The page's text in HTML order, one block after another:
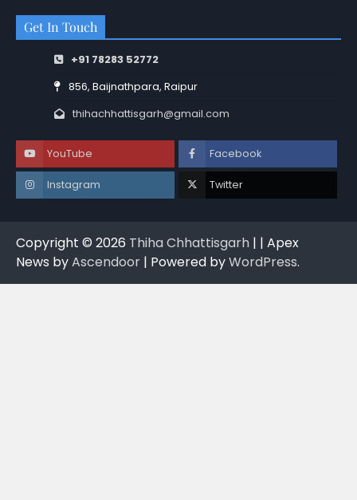
Get In Touch
+91 78283 52772
856, Baijnathpara, Raipur
thihachhattisgarh@gmail.com
YouTube Facebook
Instagram Twitter
Copyright © 2026 Thiha Chhattisgarh | | Apex
News byAscendoor | Powered byWordPress.